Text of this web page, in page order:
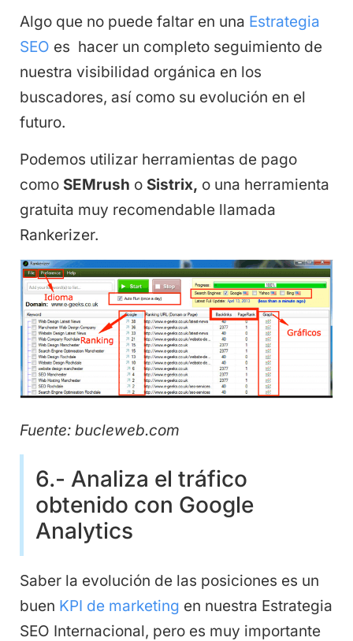
Algo que no puede faltar en una Estrategia
SEO es hacer un completo seguimiento de
nuestra visibilidad orgánica en los
buscadores, así como su evolución en el
futuro.
Podemos utilizar herramientas de pago
como SEMrush o Sistrix, o una herramienta
gratuita muy recomendable llamada
Rankerizer.
Fuente: bucleweb.com
6.- Analiza el tráfico
obtenido con Google
Analytics
Saber la evolución de las posiciones es un
buen KPI de marketing en nuestra Estrategia
SEO Internacional, pero es muy importante